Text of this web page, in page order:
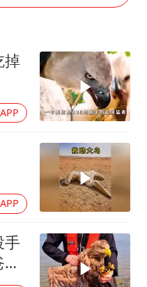
维护南苏丹国家稳定
服务实体经济 财政金融打出组合拳
局 实干挑大梁
掉
手